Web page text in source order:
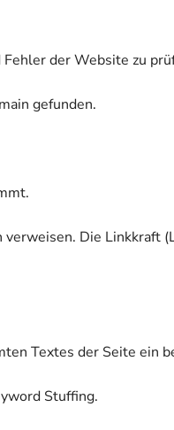
der Website zu
gefunden.
Die Linkkraft
Textes der Seite ein
Stuffing.